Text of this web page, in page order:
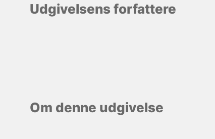
Udgivelsens forfattere
Om denne udgivelse